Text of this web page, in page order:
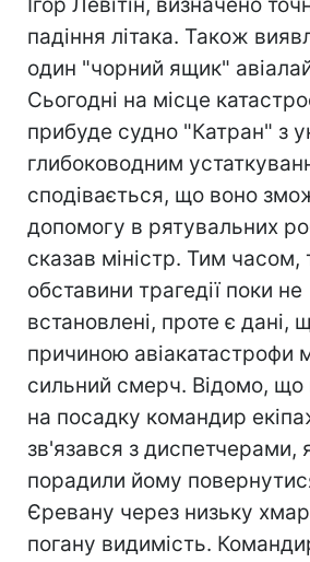
падіння літака. Також
один "чорний ящик"
Сьогодні на місце
прибуде судно "Катран" з
глибоководним
сподівається, що воно
допомогу в рятувальних
сказав міністр. Тим часом,
обставини трагедії поки не
встановлені, проте є дані,
причиною авіакатастрофи
сильний смерч. Відомо, що
на посадку командир
зв'язався з диспетчерами,
порадили йому
Єревану через низьку
погану видимість.